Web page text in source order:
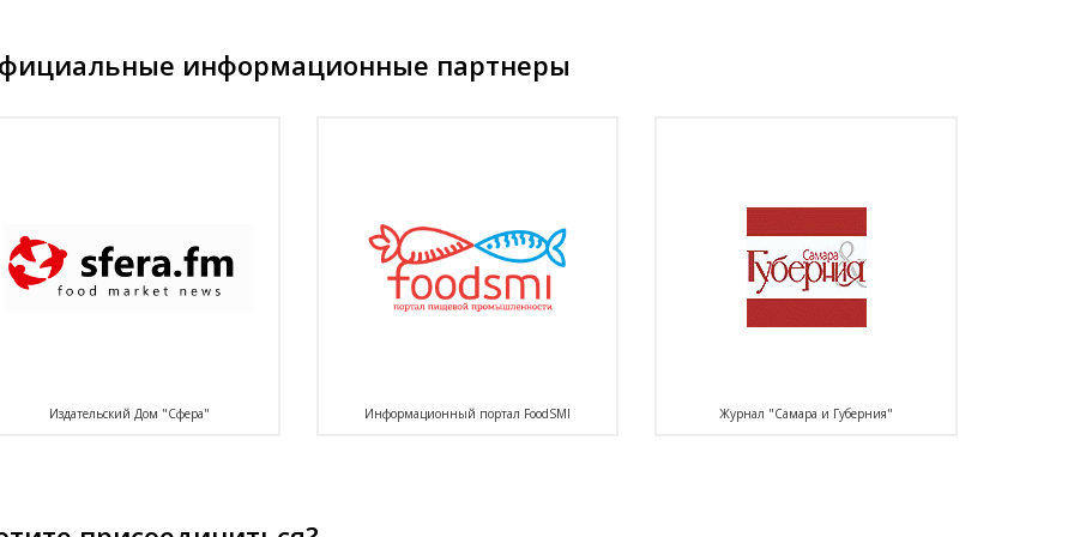
информационные партнеры
Издательский Дом "Сфера" Информационный портал FoodSMI Журнал "Самара и Губерния"